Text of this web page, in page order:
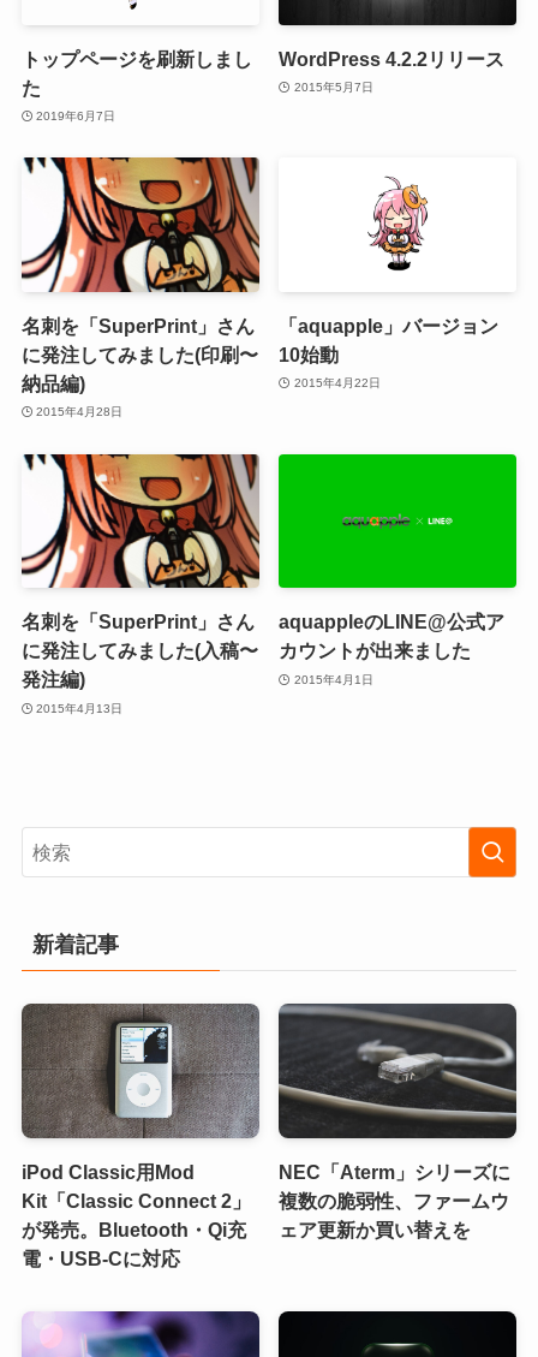
トップページを刷新しまし
た
2019年6月7日
WordPress 4.2.2リリース
2015年5月7日
名刺を「SuperPrint」さん
に発注してみました(印刷〜
納品編)
2015年4月28日
「aquapple」バージョン
10始動
2015年4月22日
名刺を「SuperPrint」さん
に発注してみました(入稿〜
発注編)
2015年4月13日
aquappleのLINE@公式ア
カウントが出来ました
2015年4月1日
新着記事
iPod Classic用Mod
Kit「Classic Connect 2」
が発売。Bluetooth・Qi充
電・USB-Cに対応
NEC「Aterm」シリーズに
複数の脆弱性、ファームウ
ェア更新か買い替えを